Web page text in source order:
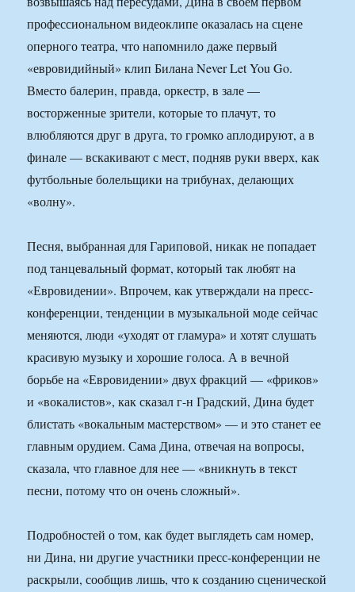
профессиональном видеоклипе оказалась на сцене
оперного театра, что напомнило даже первый
«евровидийный» клип Билана Never Let You Go.
Вместо балерин, правда, оркестр, в зале —
восторженные зрители, которые то плачут, то
влюбляются друг в друга, то громко аплодируют, а в
финале — вскакивают с мест, подняв руки вверх, как
футбольные болельщики на трибунах, делающих
«волну».
Песня, выбранная для Гариповой, никак не попадает
под танцевальный формат, который так любят на
«Евровидении». Впрочем, как утверждали на пресс-
конференции, тенденции в музыкальной моде сейчас
меняются, люди «уходят от гламура» и хотят слушать
красивую музыку и хорошие голоса. А в вечной
борьбе на «Евровидении» двух фракций — «фриков»
и «вокалистов», как сказал г-н Градский, Дина будет
блистать «вокальным мастерством» — и это станет ее
главным орудием. Сама Дина, отвечая на вопросы,
сказала, что главное для нее — «вникнуть в текст
песни, потому что он очень сложный».
Подробностей о том, как будет выглядеть сам номер,
ни Дина, ни другие участники пресс-конференции не
раскрыли, сообщив лишь, что к созданию сценической